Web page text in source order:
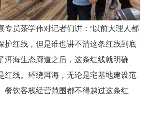
专员茶学伟对记者们讲：“以前大理人都
护红线，但是谁也讲不清这条红线到底
洱海生态廊道之后，这条红线就明确
红线。环绕洱海，无论是宅基地建设范
餐饮客栈经营范围都不得越过这条红